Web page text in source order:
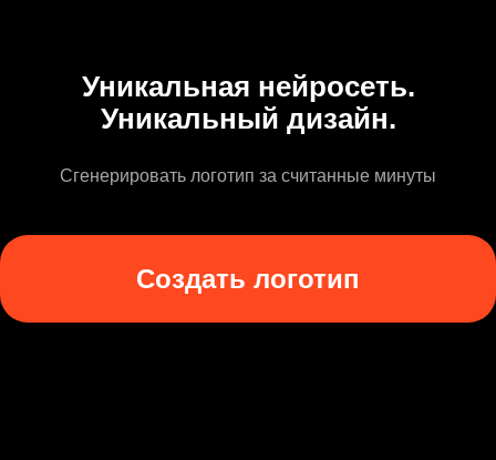
Уникальная нейросеть.
Уникальный дизайн.
Сгенерировать логотип за считанные минуты
Создать логотип